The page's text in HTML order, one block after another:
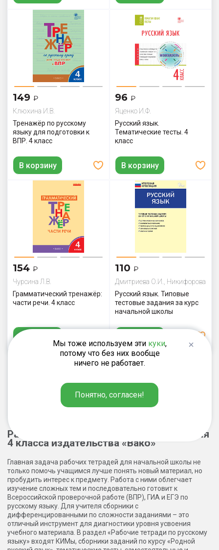
149 ₽
Клюхина И.В.
Тренажёр по русскому
языку для подготовки к
ВПР. 4 класс
В корзину
96 ₽
Яценко И.Ф.
Русский язык.
Тематические тесты. 4
класс
В корзину
154 ₽
Чурсина Л.В.
Грамматический тренажёр:
части речи. 4 класс
В корзину
110 ₽
Дмитриева О.И., Никифорова
В.В.
Русский язык. Типовые
тестовые задания за курс
начальной школы
1 2
Рабочие тетради по русскому языку для
4 класса издательства «Вако»
Главная задача рабочих тетрадей для начальной школы не
только помочь учащимся лучше понять новый материал, но
пробудить интерес к предмету. Работа с ними облегчает
изучение сложных тем и последовательно готовит к
Всероссийской проверочной работе (ВПР), ГИА и ЕГЭ по
русскому языку. Для учителя сборники с
дифференцированными по сложности заданиями – это
отличный инструмент для диагностики уровня усвоения
учебного материала. В раздел «Рабочие тетради по русскому
языку» входят КИМы, сборники заданий по курсу «Родной
Мы тоже используем эти куки,
потому что без них вообще
ничего не работает.
Понятно, согласен!